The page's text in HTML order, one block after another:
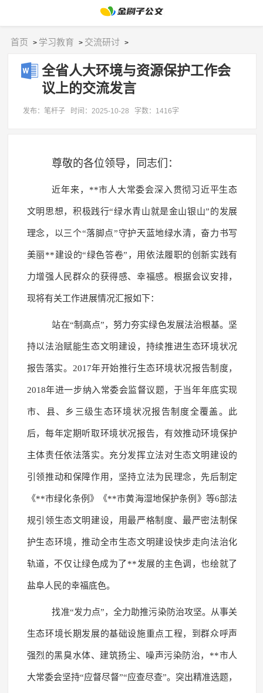
首页 > 学习教育 > 交流研讨 >
全省人大环境与资源保护工作会
议上的交流发言
发布：笔杆子 时间：2025-10-28 字数：1416字
尊敬的各位领导，同志们：
近年来，**市人大常委会深入贯彻习近平生态
文明思想，积极践行“绿水青山就是金山银山”的发展
理念，以三个“落脚点”守护天蓝地绿水清，奋力书写
美丽**建设的“绿色答卷”，用依法履职的创新实践有
力增强人民群众的获得感、幸福感。根据会议安排，
现将有关工作进展情况汇报如下：
站在“制高点”，努力夯实绿色发展法治根基。坚
持以法治赋能生态文明建设，持续推进生态环境状况
报告落实。2017年开始推行生态环境状况报告制度，
2018年进一步纳入常委会监督议题，于当年年底实现
市、县、乡三级生态环境状况报告制度全覆盖。此
后，每年定期听取环境状况报告，有效推动环境保护
主体责任依法落实。充分发挥立法对生态文明建设的
引领推动和保障作用，坚持立法为民理念，先后制定
《**市绿化条例》《**市黄海湿地保护条例》等6部法
规引领生态文明建设，用最严格制度、最严密法制保
护生态环境，推动全市生态文明建设快步走向法治化
轨道，不仅让绿色成为了**发展的主色调，也绘就了
盐阜人民的幸福底色。
找准“发力点”，全力助推污染防治攻坚。从事关
生态环境长期发展的基础设施重点工程，到群众呼声
强烈的黑臭水体、建筑扬尘、噪声污染防治，**市人
大常委会坚持“应督尽督”“应查尽查”。突出精准选题，